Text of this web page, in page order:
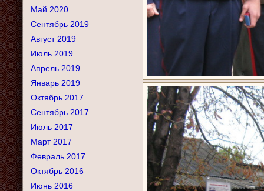
Май 2020
Сентябрь 2019
Август 2019
Июль 2019
Апрель 2019
Январь 2019
Октябрь 2017
Сентябрь 2017
Июль 2017
Март 2017
Февраль 2017
Октябрь 2016
Июнь 2016